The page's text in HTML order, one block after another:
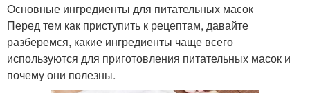
Зрелая кожа
Маски для
чувствительной кожи
Основные ингредиенты для питательных масок
Перед тем как приступить к рецептам, давайте
разберемся, какие ингредиенты чаще всего
используются для приготовления питательных масок и
почему они полезны.